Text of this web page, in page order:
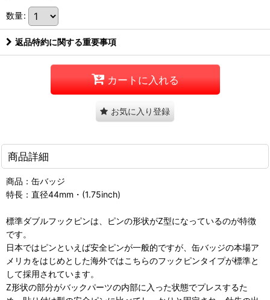
数量:
返品特約に関する重要事項
カートに入れる
お気に入り登録
商品詳細
商品：缶バッジ
特長：直径44mm・(1.75inch)
標準ダブルフックピンは、ピンの形状がZ型になっているのが特徴
です。
日本ではピンといえば安全ピンが一般的ですが、缶バッジの本場ア
メリカをはじめとした海外ではこちらのフックピンタイプが標準と
して採用されています。
Z形状の部分がバックパーツの内部に入った状態でプレスするた